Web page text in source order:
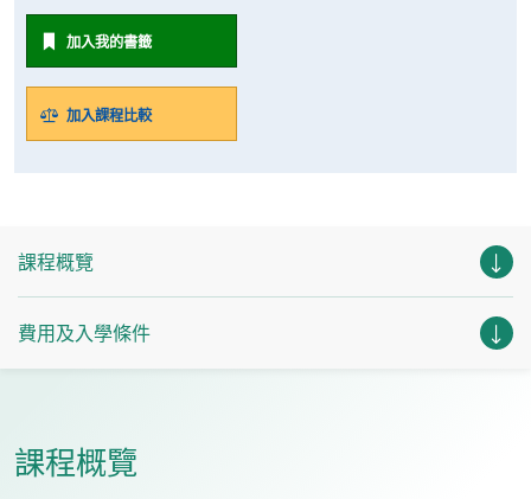
加入我的書籤
加入課程比較
課程概覽
費用及入學條件
課程概覽